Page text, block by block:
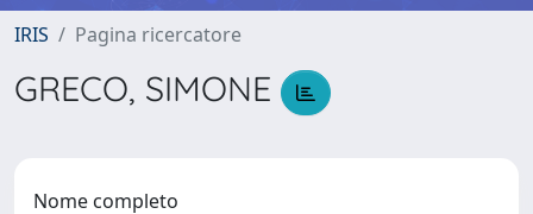
IRIS Pagina ricercatore
GRECO, SIMONE
Nome completo